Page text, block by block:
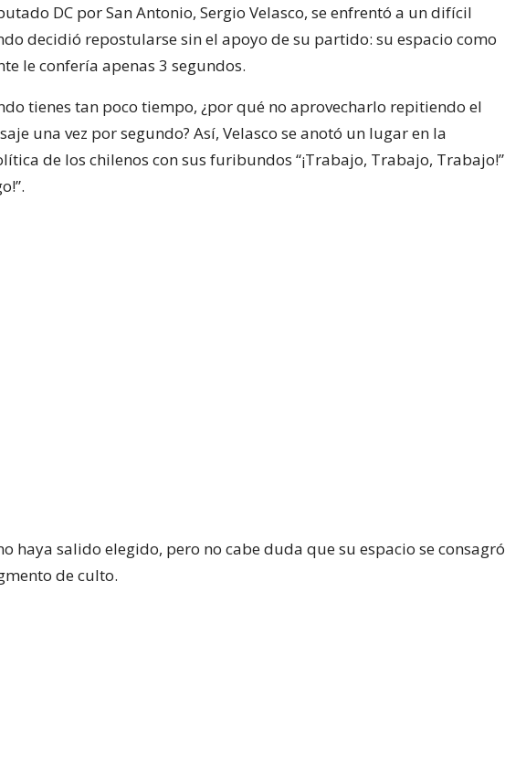
DC por San Antonio, Sergio Velasco, se enfrentó a un difícil
decidió repostularse sin el apoyo de su partido: su espacio como
le confería apenas 3 segundos.
tienes tan poco tiempo, ¿por qué no aprovecharlo repitiendo el
una vez por segundo? Así, Velasco se anotó un lugar en la
de los chilenos con sus furibundos “¡Trabajo, Trabajo, Trabajo!”
haya salido elegido, pero no cabe duda que su espacio se consagró
de culto.